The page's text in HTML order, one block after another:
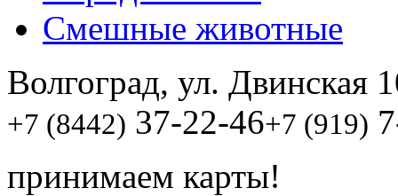
Смешные животные
Волгоград, ул. Двинская
+7 (8442) 37-22-46+7 (919)
принимаем карты!